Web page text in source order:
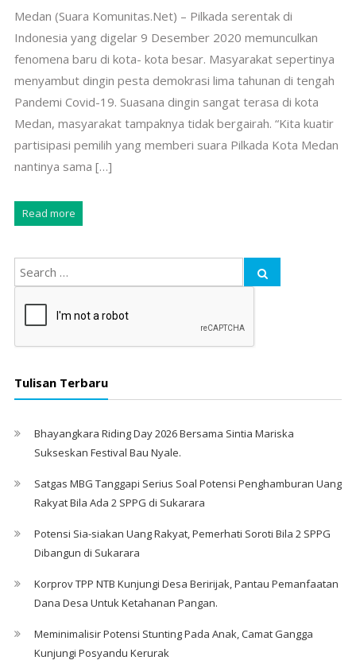
Medan (Suara Komunitas.Net) – Pilkada serentak di
Indonesia yang digelar 9 Desember 2020 memunculkan
fenomena baru di kota- kota besar. Masyarakat sepertinya
menyambut dingin pesta demokrasi lima tahunan di tengah
Pandemi Covid-19. Suasana dingin sangat terasa di kota
Medan, masyarakat tampaknya tidak bergairah. “Kita kuatir
partisipasi pemilih yang memberi suara Pilkada Kota Medan
nantinya sama […]
Read more
Tulisan Terbaru
Bhayangkara Riding Day 2026 Bersama Sintia Mariska
Sukseskan Festival Bau Nyale. ‎
Satgas MBG Tanggapi Serius Soal Potensi Penghamburan Uang
Rakyat Bila Ada 2 SPPG di Sukarara
Potensi Sia-siakan Uang Rakyat, Pemerhati Soroti Bila 2 SPPG
Dibangun di Sukarara
Korprov TPP NTB Kunjungi Desa Beririjak, Pantau Pemanfaatan
Dana Desa Untuk Ketahanan Pangan.
Meminimalisir Potensi Stunting Pada Anak, Camat Gangga
Kunjungi Posyandu Kerurak